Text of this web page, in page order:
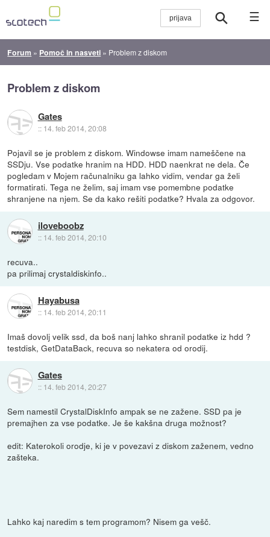
☰
Forum » Pomoč in nasveti » Problem z diskom
Problem z diskom
Gates
:: 14. feb 2014, 20:08
Pojavil se je problem z diskom. Windowse imam nameščene na
SSDju. Vse podatke hranim na HDD. HDD naenkrat ne dela. Če
pogledam v Mojem računalniku ga lahko vidim, vendar ga želi
formatirati. Tega ne želim, saj imam vse pomembne podatke
shranjene na njem. Se da kako rešiti podatke? Hvala za odgovor.
iloveboobz
:: 14. feb 2014, 20:10
recuva..
pa prilimaj crystaldiskinfo..
Hayabusa
:: 14. feb 2014, 20:11
Imaš dovolj velik ssd, da boš nanj lahko shranil podatke iz hdd ?
testdisk, GetDataBack, recuva so nekatera od orodij.
Gates
:: 14. feb 2014, 20:27
Sem namestil CrystalDiskInfo ampak se ne zažene. SSD pa je
premajhen za vse podatke. Je še kakšna druga možnost?
edit: Katerokoli orodje, ki je v povezavi z diskom zaženem, vedno
zašteka.
Lahko kaj naredim s tem programom? Nisem ga vešč.